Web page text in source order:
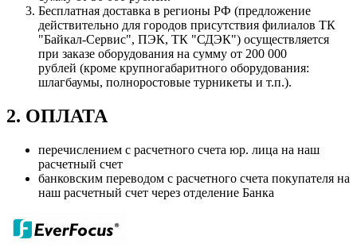
Бесплатная доставка в регионы РФ (предложение
действительно для городов присутствия филиалов ТК
"Байкал-Сервис", ПЭК, ТК "СДЭК") осуществляется
при заказе оборудования на сумму от 200 000
рублей (кроме крупногабаритного оборудования:
шлагбаумы, полноростовые турникеты и т.п.).
2. ОПЛАТА
перечислением с расчетного счета юр. лица на наш
расчетный счет
банковским переводом с расчетного счета покупателя на
наш расчетный счет через отделение Банка